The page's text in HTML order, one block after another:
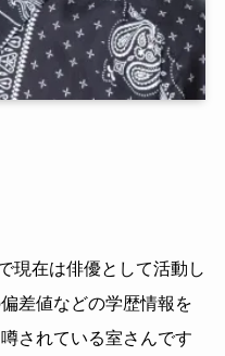
現在は俳優として活動し
差値などの学歴情報を
されている室さんです